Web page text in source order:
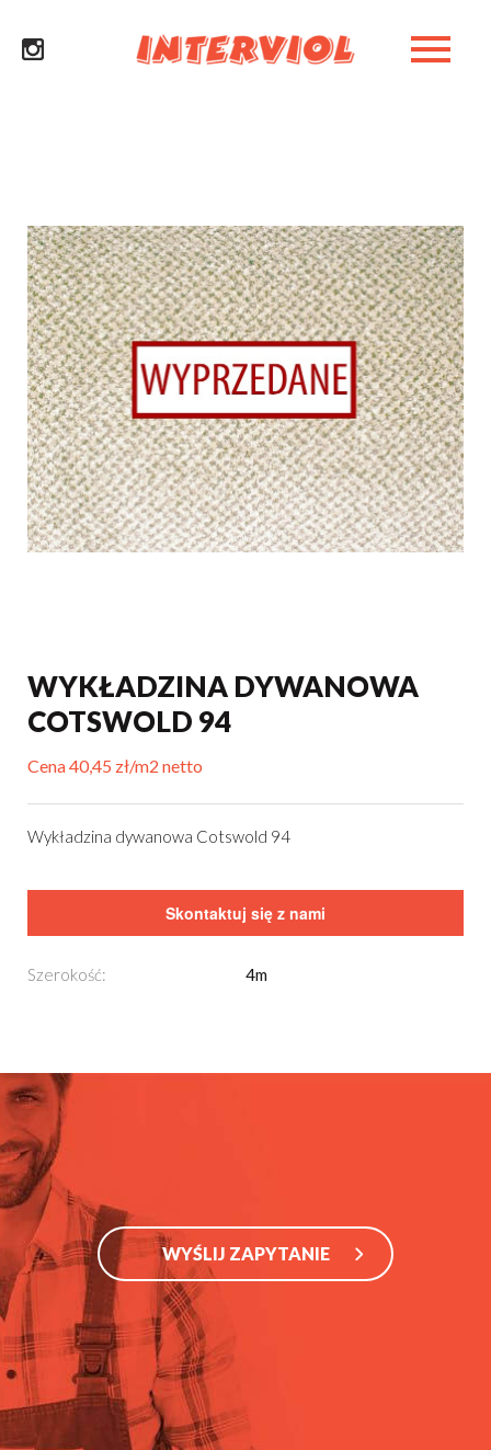
WYKŁADZINA DYWANOWA
COTSWOLD 94
Cena 40,45 zł/m2 netto
Wykładzina dywanowa Cotswold 94
Skontaktuj się z nami
Szerokość: 4m
WYŚLIJ ZAPYTANIE